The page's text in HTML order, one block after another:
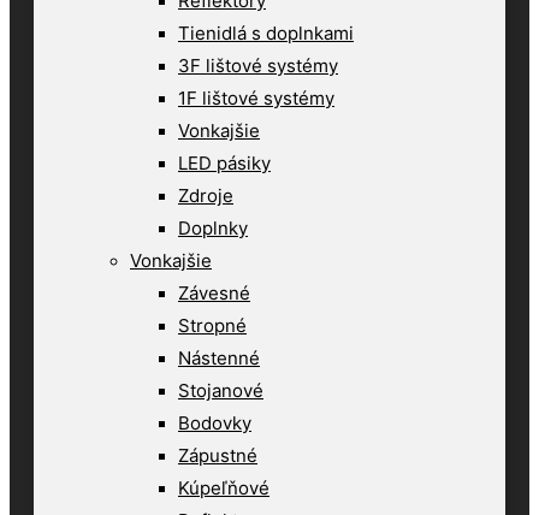
Tienidlá s doplnkami
3F lištové systémy
1F lištové systémy
Vonkajšie
LED pásiky
Zdroje
Doplnky
Vonkajšie
Závesné
Stropné
Nástenné
Stojanové
Bodovky
Zápustné
Kúpeľňové